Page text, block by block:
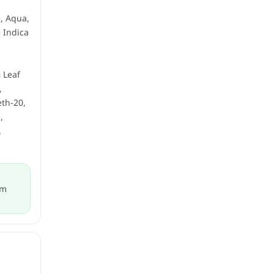
Aqua,
Indica
Leaf
20,